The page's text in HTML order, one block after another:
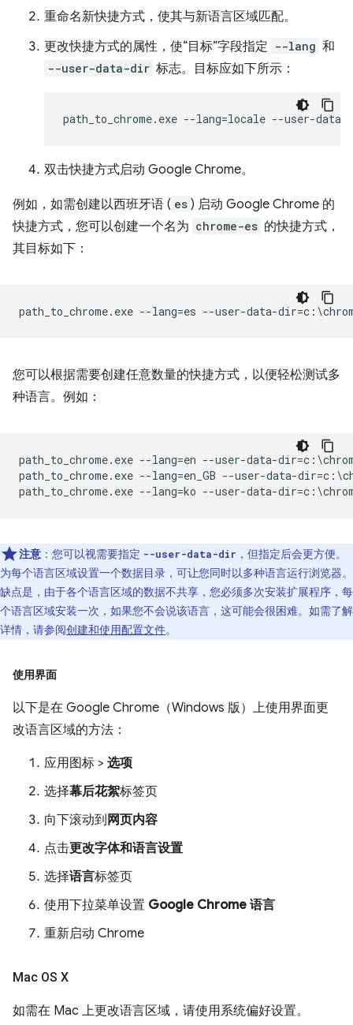
重命名新快捷方式，使其与新语言区域匹配。
更改快捷方式的属性，使“目标”字段指定 --lang 和
--user-data-dir 标志。目标应如下所示：
双击快捷方式启动 Google Chrome。
例如，如需创建以西班牙语 ( es ) 启动 Google Chrome 的
快捷方式，您可以创建一个名为 chrome-es 的快捷方式，
其目标如下：
您可以根据需要创建任意数量的快捷方式，以便轻松测试多
种语言。例如：
path_to_chrome.exe --lang=en --user-data-
path_to_chrome.exe --lang=en_GB --user-data-
注意 ：您可以视需要指定 --user-data-dir ，但指定后会更方便。
为每个语言区域设置一个数据目录，可让您同时以多种语言运行浏览器。
缺点是，由于各个语言区域的数据不共享，您必须多次安装扩展程序，每
个语言区域安装一次，如果您不会说该语言，这可能会很困难。如需了解
详情，请参阅创建和使用配置文件。
使用界面
以下是在 Google Chrome（Windows 版）上使用界面更
改语言区域的方法：
应用图标 > 选项
选择幕后花絮标签页
向下滚动到 网页内容
点击更改字体和语言设置
选择语言标签页
使用下拉菜单设置 Google Chrome 语言
重新启动 Chrome
Mac OS X
如需在 Mac 上更改语言区域，请使用系统偏好设置。